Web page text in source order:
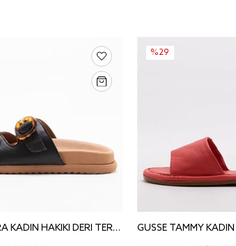
GUSSE INDRA KADIN HAKIKI DERI TERLIK 260715
%29